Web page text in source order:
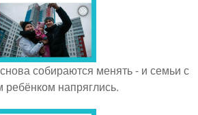
собираются менять - и семьи с
ребёнком напряглись.